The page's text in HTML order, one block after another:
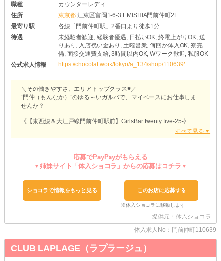
職種
カウンターレディ
住所
東京都江東区富岡1-6-3 EMISHIA門前仲町2F
最寄り駅
各線「門前仲町駅」2番口より徒歩1分
待遇
未経験者歓迎, 経験者優遇, 日払いOK, 終電上がりOK, 送
りあり, 入店祝い金あり, 土曜営業, 何回か体入OK, 寮完
備, 面接交通費支給, 3時間以内OK, Wワーク歓迎, 私服OK
公式求人情報
https://chocolat.work/tokyo/a_134/shop/110639/
＼その働きやすさ、エリアトップクラス♥／
“門仲（もんなか）”のゆる～いガルバで、マイペースにお仕事しま
せんか？
《【東西線＆大江戸線門前仲町駅前】GirlsBar twenty five-25-》
他店様で勤務したことがある子は、面接時にお申し出ください♪
移籍・復帰希望者さんはご活躍や経歴を踏まえて、入店条件を最大
限優遇します！
ちゃいましょう◎
◇ 飲酒強制はありません ◇
と今までナイトワークを諦めていたそこのあなた！
自分の体質や翌日のご予定に合わせて、無理なくお仕事できますよ
♪
応募でPayPayがもらえる
▼姉妹サイト「体入ショコラ」からの応募はコチラ▼
ショコラで情報をもっと見る このお店に応募する
提供元：体入ショコラ
体入求人No：門前仲町110639
CLUB LAPLAGE（ラプラージュ）